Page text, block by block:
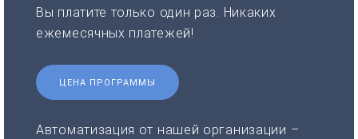
Вы платите только один раз. Никаких
ежемесячных платежей!
ЦЕНА ПРОГРАММЫ
Автоматизация от нашей организации –